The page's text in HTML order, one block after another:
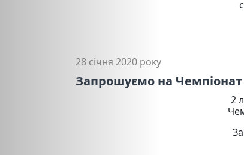
28 січня 2020 року
Запрошуємо на Чемпіонат
2